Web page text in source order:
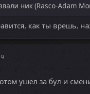
ник (Rasco-Adam
как ты врешь,
ушел за бул и